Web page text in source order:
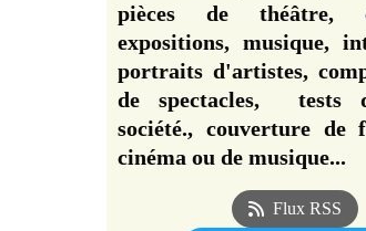
pièces de théâtre,
expositions, musique,
portraits d'artistes,
de spectacles, tests
société., couverture de
cinéma ou de musique...
Flux RSS